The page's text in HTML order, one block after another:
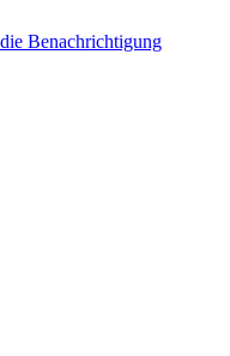
Benachrichtigung